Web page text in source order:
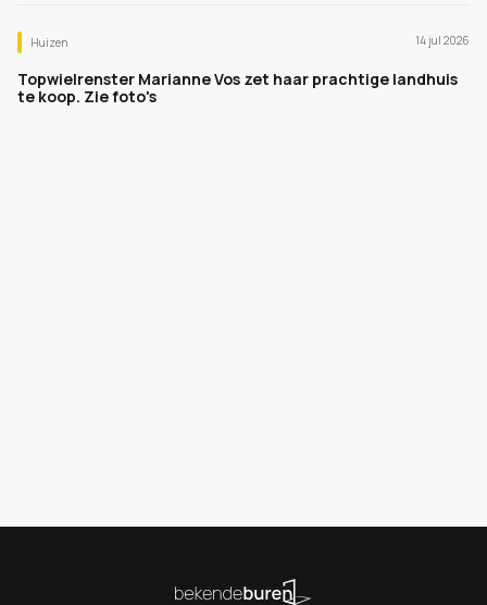
Huizen 14 jul 2026
Topwielrenster Marianne Vos zet haar prachtige landhuis
te koop. Zie foto's